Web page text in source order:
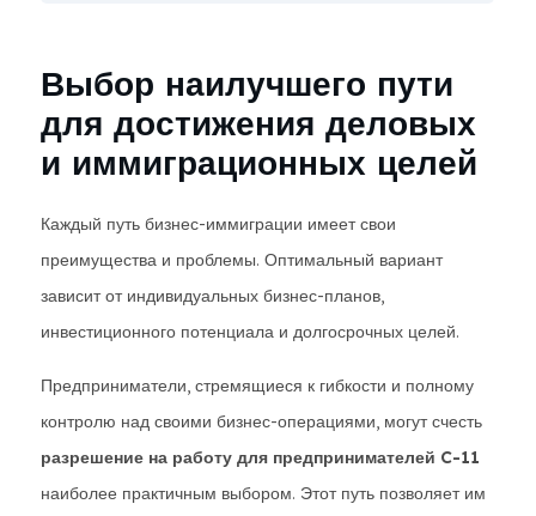
Выбор наилучшего пути
для достижения деловых
и иммиграционных целей
Каждый путь бизнес-иммиграции имеет свои
преимущества и проблемы. Оптимальный вариант
зависит от индивидуальных бизнес-планов,
инвестиционного потенциала и долгосрочных целей.
Предприниматели, стремящиеся к гибкости и полному
контролю над своими бизнес-операциями, могут счесть
разрешение на работу для предпринимателей C-11
наиболее практичным выбором. Этот путь позволяет им